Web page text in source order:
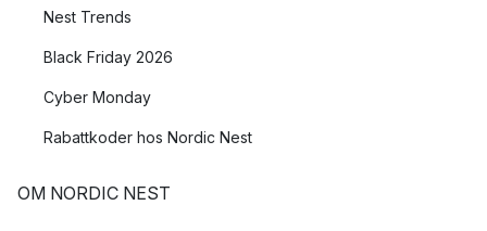
Nest Trends
Black Friday 2026
Cyber Monday
Rabattkoder hos Nordic Nest
OM NORDIC NEST